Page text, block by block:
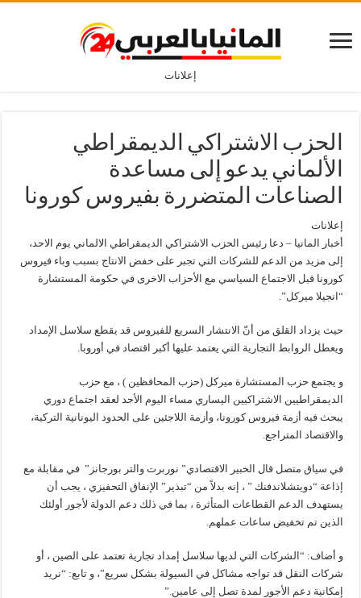
إعلانات
الحزب الاشتراكي الديمقراطي
الألماني يدعو إلى مساعدة
الصناعات المتضررة بفيروس كورونا
إعلانات
أخبار المانيا – دعا رئيس الحزب الاشتراكي الديمقراطي الالماني يوم الاحد،
إلى مزيد من الدعم للشركات التي تجبر على خفض الانتاج بسبب وباء فيروس
كورونا قبل الاجتماع السياسي مع الأحزاب الاخرى في حكومة المستشارة
“انجيلا ميركل”.
حيث يزداد القلق من أنّ الانتشار السريع للفيروس قد يقطع سلاسل الإمداد
ويعطل الروابط التجارية التي يعتمد عليها أكبر اقتصاد في أوروبا.
و يجتمع حزب المستشارة ميركل (حزب المحافظين ) ، مع حزب
الديمقراطيين الاشتراكيين اليساري مساء اليوم الأحد لعقد اجتماع دوري
يبحث فيه أزمة فيروس كورونا، وأزمة اللاجئين على الحدود اليونانية التركية،
والاقتصاد المتراجع.
في سياق متصل قال الخبير الاقتصادي” نوربرت والتر بورجانز” في مقابلة مع
إذاعة “دويتشلاندفنك ” ، إنه بدلاً من “تبذير” الإنفاق التحفيزي ، يجب أن
يستهدف الدعم القطاعات المتأثرة ، بما في ذلك دعم الدولة لأجور أولئك
الذين تم تخفيض ساعات عملهم.
و أضاف: “الشركات التي لديها سلاسل إمداد تجارية تعتمد على الصين ، أو
شركات النقل قد تواجه مشاكل في السيولة بشكل سريع”، و تابع: “نريد
إمكانية دعم الأجور لمدة تصل إلى عامين.”